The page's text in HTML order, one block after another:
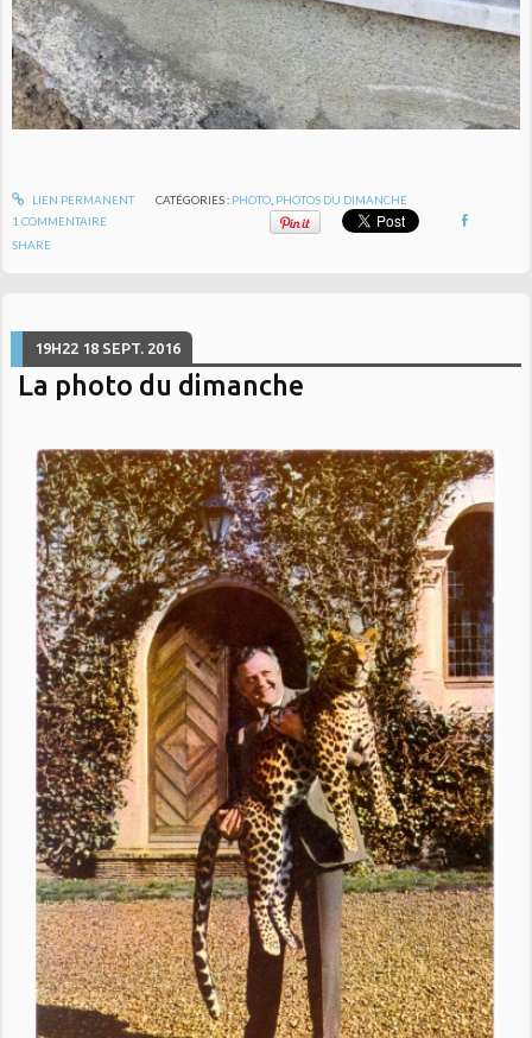
LIEN PERMANENT CATÉGORIES : PHOTO, PHOTOS DU DIMANCHE
1 COMMENTAIRE
SHARE
19H22 18 SEPT. 2016
La photo du dimanche